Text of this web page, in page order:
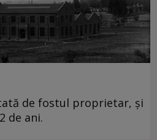
de fostul proprietar, și
de ani.